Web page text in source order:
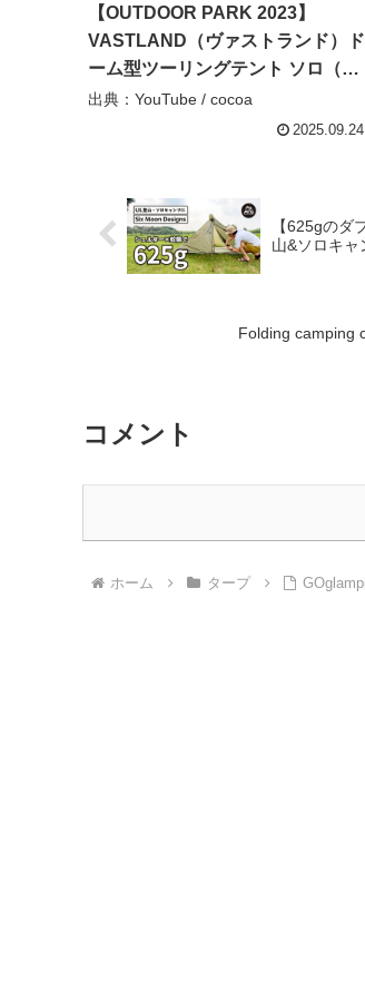
【OUTDOOR PARK 2023】
VASTLAND（ヴァストランド）ド
ーム型ツーリングテント ソロ（タ
ン）の紹介 #Short #ショート –
出典：YouTube / cocoa
2025.09.24
【625gの
山&ソロキ
Folding camping
コメント
ホーム タープ